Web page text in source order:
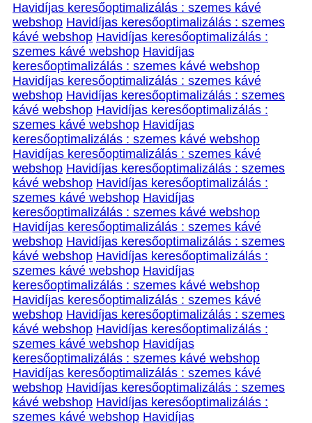
Havidíjas keresőoptimalizálás : szemes kávé
webshop Havidíjas keresőoptimalizálás : szemes
kávé webshop Havidíjas keresőoptimalizálás :
szemes kávé webshop Havidíjas
keresőoptimalizálás : szemes kávé webshop
Havidíjas keresőoptimalizálás : szemes kávé
webshop Havidíjas keresőoptimalizálás : szemes
kávé webshop Havidíjas keresőoptimalizálás :
szemes kávé webshop Havidíjas
keresőoptimalizálás : szemes kávé webshop
Havidíjas keresőoptimalizálás : szemes kávé
webshop Havidíjas keresőoptimalizálás : szemes
kávé webshop Havidíjas keresőoptimalizálás :
szemes kávé webshop Havidíjas
keresőoptimalizálás : szemes kávé webshop
Havidíjas keresőoptimalizálás : szemes kávé
webshop Havidíjas keresőoptimalizálás : szemes
kávé webshop Havidíjas keresőoptimalizálás :
szemes kávé webshop Havidíjas
keresőoptimalizálás : szemes kávé webshop
Havidíjas keresőoptimalizálás : szemes kávé
webshop Havidíjas keresőoptimalizálás : szemes
kávé webshop Havidíjas keresőoptimalizálás :
szemes kávé webshop Havidíjas
keresőoptimalizálás : szemes kávé webshop
Havidíjas keresőoptimalizálás : szemes kávé
webshop Havidíjas keresőoptimalizálás : szemes
kávé webshop Havidíjas keresőoptimalizálás :
szemes kávé webshop Havidíjas